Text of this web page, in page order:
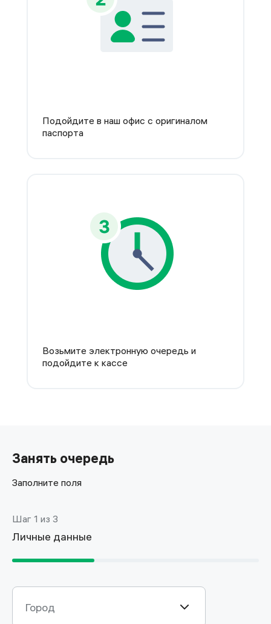
Подойдите в наш офис с оригиналом
паспорта
Возьмите электронную очередь и
подойдите к кассе
Занять очередь
Заполните поля
Шаг 1 из 3
Личные данные
Город